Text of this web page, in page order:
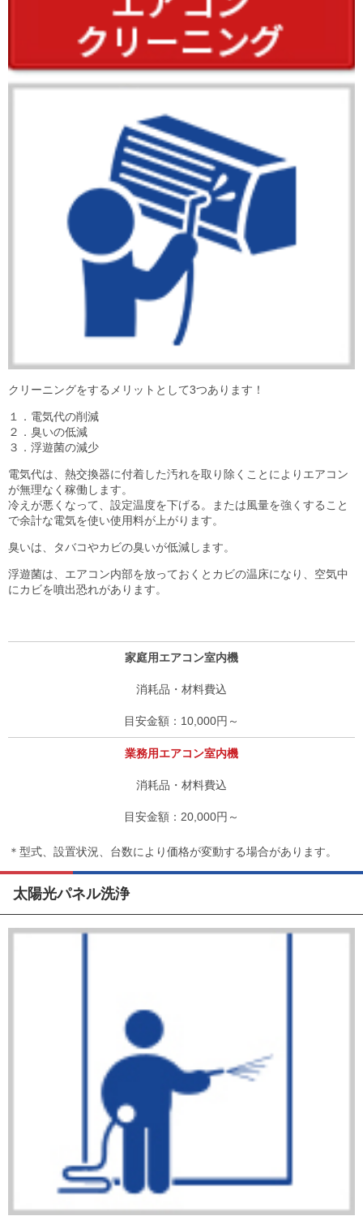
クリーニングをするメリットとして3つあります！
１．電気代の削減
２．臭いの低減
３．浮遊菌の減少
電気代は、熱交換器に付着した汚れを取り除くことによりエアコン
が無理なく稼働します。
冷えが悪くなって、設定温度を下げる。または風量を強くすること
で余計な電気を使い使用料が上がります。
臭いは、タバコやカビの臭いが低減します。
浮遊菌は、エアコン内部を放っておくとカビの温床になり、空気中
にカビを噴出恐れがあります。
家庭用エアコン室内機
消耗品・材料費込
10,000円～
業務用エアコン室内機
消耗品・材料費込
20,000円～
＊型式、設置状況、台数により価格が変動する場合があります。
太陽光パネル洗浄